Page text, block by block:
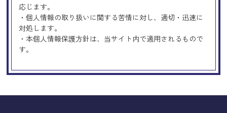
応じます。
・個人情報の取り扱いに関する苦情に対し、適切・迅速に
対処します。
・本個人情報保護方針は、当サイト内で適用されるもので
す。
Googleアナリティクスの使用につい